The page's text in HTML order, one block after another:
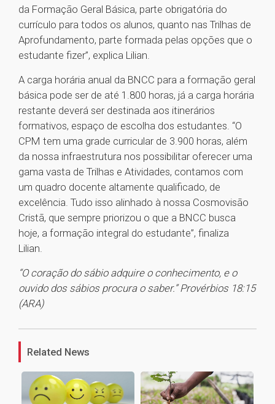
da Formação Geral Básica, parte obrigatória do
currículo para todos os alunos, quanto nas Trilhas de
Aprofundamento, parte formada pelas opções que o
estudante fizer”, explica Lilian.
A carga horária anual da BNCC para a formação geral
básica pode ser de até 1.800 horas, já a carga horária
restante deverá ser destinada aos itinerários
formativos, espaço de escolha dos estudantes. “O
CPM tem uma grade curricular de 3.900 horas, além
da nossa infraestrutura nos possibilitar oferecer uma
gama vasta de Trilhas e Atividades, contamos com
um quadro docente altamente qualificado, de
excelência. Tudo isso alinhado à nossa Cosmovisão
Cristã, que sempre priorizou o que a BNCC busca
hoje, a formação integral do estudante”, finaliza
Lilian.
“O coração do sábio adquire o conhecimento, e o
ouvido dos sábios procura o saber.” Provérbios 18:15
(ARA)
Related News